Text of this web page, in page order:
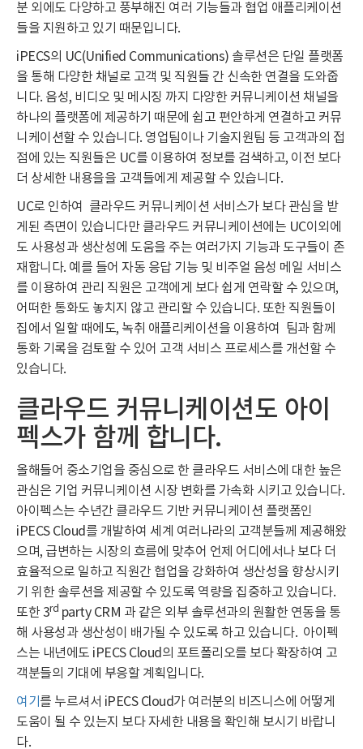
분 외에도 다양하고 풍부해진 여러 기능들과 협업 애플리케이션
들을 지원하고 있기 때문입니다.
iPECS의 UC(Unified Communications) 솔루션은 단일 플랫폼
을 통해 다양한 채널로 고객 및 직원들 간 신속한 연결을 도와줍
니다. 음성, 비디오 및 메시징 까지 다양한 커뮤니케이션 채널을
하나의 플랫폼에 제공하기 때문에 쉽고 편안하게 연결하고 커뮤
니케이션할 수 있습니다. 영업팀이나 기술지원팀 등 고객과의 접
점에 있는 직원들은 UC를 이용하여 정보를 검색하고, 이전 보다
더 상세한 내용을을 고객들에게 제공할 수 있습니다.
UC로 인하여 클라우드 커뮤니케이션 서비스가 보다 관심을 받
게된 측면이 있습니다만 클라우드 커뮤니케이션에는 UC이외에
도 사용성과 생산성에 도움을 주는 여러가지 기능과 도구들이 존
재합니다. 예를 들어 자동 응답 기능 및 비주얼 음성 메일 서비스
를 이용하여 관리 직원은 고객에게 보다 쉽게 연락할 수 있으며,
어떠한 통화도 놓치지 않고 관리할 수 있습니다. 또한 직원들이
집에서 일할 때에도, 녹취 애플리케이션을 이용하여 팀과 함께
통화 기록을 검토할 수 있어 고객 서비스 프로세스를 개선할 수
있습니다.
클라우드 커뮤니케이션도 아이
펙스가 함께 합니다.
올해들어 중소기업을 중심으로 한 클라우드 서비스에 대한 높은
관심은 기업 커뮤니케이션 시장 변화를 가속화 시키고 있습니다.
아이펙스는 수년간 클라우드 기반 커뮤니케이션 플랫폼인
iPECS Cloud를 개발하여 세계 여러나라의 고객분들께 제공해왔
으며, 급변하는 시장의 흐름에 맞추어 언제 어디에서나 보다 더
효율적으로 일하고 직원간 협업을 강화하여 생산성을 향상시키
기 위한 솔루션을 제공할 수 있도록 역량을 집중하고 있습니다.
또한 3rd party CRM 과 같은 외부 솔루션과의 원활한 연동을 통
해 사용성과 생산성이 배가될 수 있도록 하고 있습니다. 아이펙
스는 내년에도 iPECS Cloud의 포트폴리오를 보다 확장하여 고
객분들의 기대에 부응할 계획입니다.
여기 를 누르셔서 iPECS Cloud가 여러분의 비즈니스에 어떻게
도움이 될 수 있는지 보다 자세한 내용을 확인해 보시기 바랍니
다.